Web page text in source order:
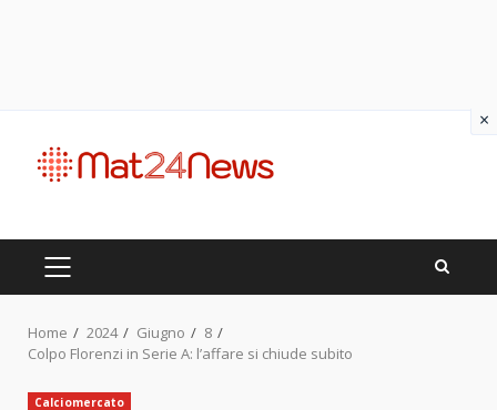
content
PRIMARY
MENU
Home 2024 Giugno
8
Colpo Florenzi in Serie A: l’affare si chiude subito
Calciomercato
×